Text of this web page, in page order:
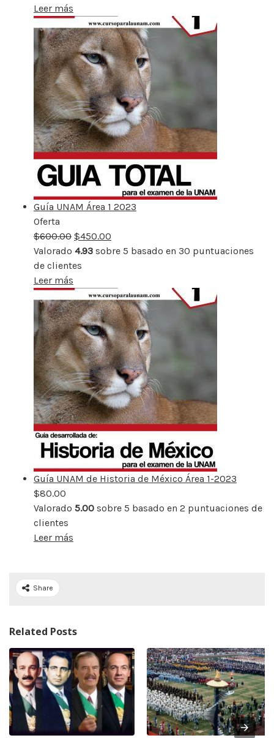
Leer más
Guía UNAM Área 1 2023
Oferta
rebajado
$600.00 $450.00
Valorado 4.93 sobre 5 basado en 30 puntuaciones
de clientes
Leer más
Guía UNAM de Historia de México Área 1-2023
$80.00
Valorado 5.00 sobre 5 basado en 2 puntuaciones de
clientes
Leer más
Share
Related Posts